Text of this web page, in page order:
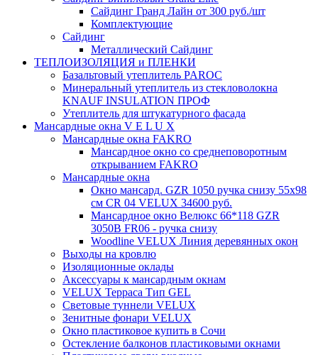
Сайдинг Гранд Лайн от 300 руб./шт
Комплектующие
Сайдинг
Металлический Сайдинг
ТЕПЛОИЗОЛЯЦИЯ и ПЛЕНКИ
Базальтовый утеплитель PAROC
Минеральный утеплитель из стекловолокна
KNAUF INSULATION ПРОФ
Утеплитель для штукатурного фасада
Мансардные окна V E L U X
Мансардные окна FAKRO
Мансардное окно со среднеповоротным
открыванием FAKRO
Мансардные окна
Окно мансард. GZR 1050 ручка снизу 55х98
см CR 04 VELUX 34600 руб.
Мансардное окно Велюкс 66*118 GZR
3050B FR06 - ручка снизу
Woodline VELUX Линия деревянных окон
Выходы на кровлю
Изоляционные оклады
Аксессуары к мансардным окнам
VELUX Терраса Тип GEL
Световые туннели VELUX
Зенитные фонари VELUX
Окно пластиковое купить в Сочи
Остекление балконов пластиковыми окнами